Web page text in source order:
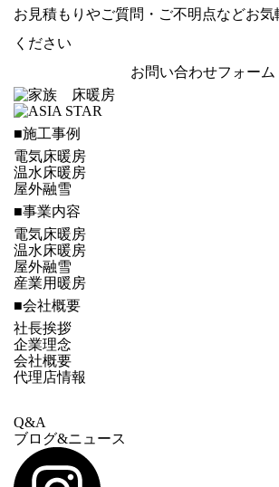
お見積もりやご質問・ご不明点などお
ください
お問い合わせフォーム
■施工事例
電気床暖房
温水床暖房
屋外融雪
■事業内容
電気床暖房
温水床暖房
屋外融雪
産業用暖房
■会社概要
社長挨拶
企業理念
会社概要
代理店情報
Q&A
ブログ&ニュース